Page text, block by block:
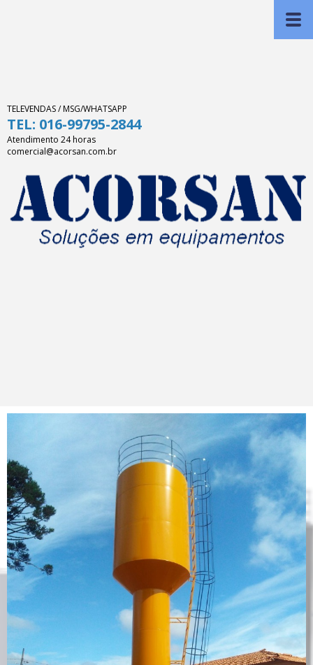
TELEVENDAS / MSG/WHATSAPP
TEL: 016-99795-2844
Atendimento 24 horas
comercial@acorsan.com.br